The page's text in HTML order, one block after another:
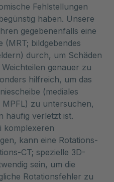
Fehlstellungen
haben. Unsere
gegebenenfalls eine
(MRT; bildgebendes
durch, um Schäden
genauer zu
hilfreich, um das
(mediales
zu untersuchen,
häufig verletzt ist.
komplexeren
kann eine Rotations-
CT; spezielle 3D-
sein, um die
Rotationsfehler zu